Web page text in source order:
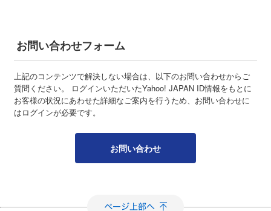
お問い合わせフォーム
上記のコンテンツで解決しない場合は、以下のお問い合わせからご
質問ください。 ログインいただいたYahoo! JAPAN ID情報をもとに
お客様の状況にあわせた詳細なご案内を行うため、お問い合わせに
はログインが必要です。
お問い合わせ